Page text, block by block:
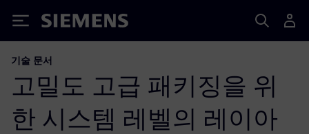
Siemens
기술 문서
고밀도 고급 패키징을 위
한 시스템 레벨의 레이아